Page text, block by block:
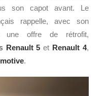
son capot avant. Le
rappelle, avec son
une offre de rétrofit,
Renault 5 et Renault 4,
.